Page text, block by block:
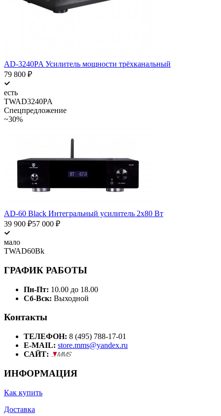
AD-3240PA Усилитель мощности трёхканальный
79 800 ₽
есть
TWAD3240PA
Спецпредложение
~30%
AD-60 Black Интегральный усилитель 2х80 Вт
39 900 ₽57 000 ₽
мало
TWAD60Bk
ГРАФИК РАБОТЫ
Пн-Пт: 10.00 до 18.00
Сб-Вск: Выходной
Контакты
ТЕЛЕФОН: 8 (495) 788-17-01
E-MAIL: store.mms@yandex.ru
САЙТ:
ИНФОРМАЦИЯ
Как купить
Доставка